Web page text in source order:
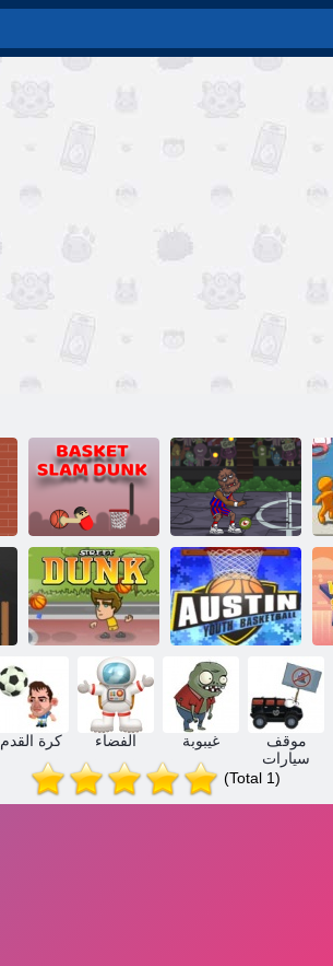
ﻚﻧﺩ ﻡﻼ ﺳ ﺔﻠﺳ ﺯﺮﻴﺘﺴﻧﻮﻣ ﺔﻠﺳ
ﻚﻧﻭﺩ ﻉﺭﺎﺷ
ﺏﺎﺒﺸﻠﻟ ﻦﺘﺳﻭﺃ
ﺔﻠﺴﻟﺍ ﺓﺮﻛ
كرة القدم الفضاء غيبوبة
موقف
سيارات
(Total 1)